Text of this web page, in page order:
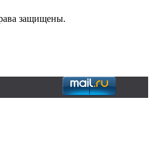
защищены.